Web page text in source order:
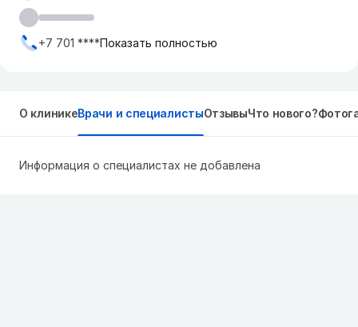
+7 701 ****Показать полностью
О клиникеВрачи и специалистыОтзывыЧто нового?
Информация о специалистах не добавлена